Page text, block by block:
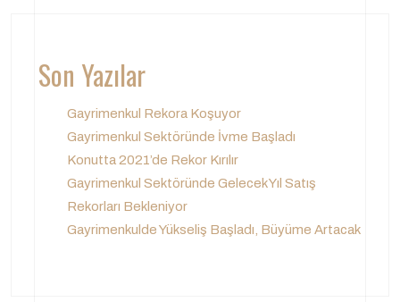
Son Yazılar
Gayrimenkul Rekora Koşuyor
Gayrimenkul Sektöründe İvme Başladı
Konutta 2021’de Rekor Kırılır
Gayrimenkul Sektöründe Gelecek Yıl Satış
Rekorları Bekleniyor
Gayrimenkulde Yükseliş Başladı, Büyüme Artacak